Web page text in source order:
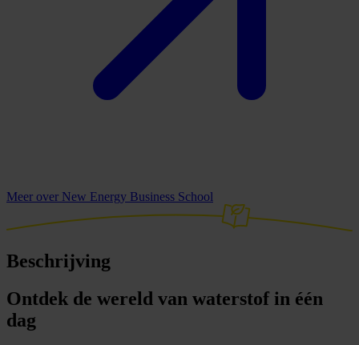
Meer over New Energy Business School
Beschrijving
Ontdek de wereld van waterstof in één
dag